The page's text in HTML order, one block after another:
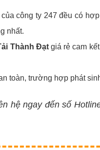
công ty 247 đều có
nhất.
Thành Đạtgiá rẻ cam
toàn, trường hợp phát
hệ ngay đến số